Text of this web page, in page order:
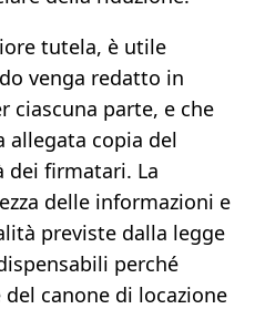
tutela, è utile
venga redatto in
ciascuna parte, e che
allegata copia del
dei firmatari. La
delle informazioni e
previste dalla legge
perché
del canone di locazione